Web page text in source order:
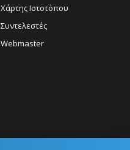
Χάρτης Ιστοτόπου
Συντελεστές
Webmaster